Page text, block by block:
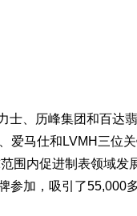
士 、历峰集团和百达
爱马仕和 LVMH三位
围内促进制表领域发
参加，吸引了55,000